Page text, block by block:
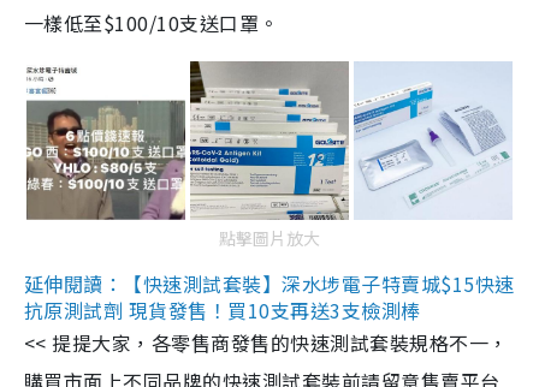
一樣低至$100/10支送口罩。
點擊圖片放大
延伸閱讀：【快速測試套裝】深水埗電子特賣城$15快速
抗原測試劑 現貨發售！買10支再送3支檢測棒
<< 提提大家，各零售商發售的快速測試套裝規格不一，
購買市面上不同品牌的快速測試套裝前請留意售賣平台